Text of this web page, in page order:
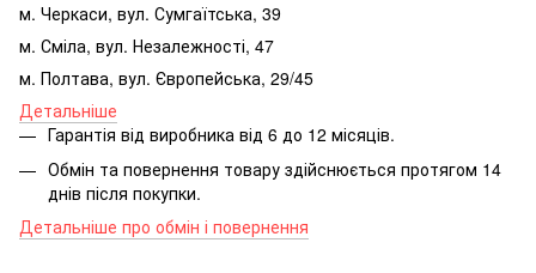
м. Черкаси, вул. Сумгаїтська, 39
м. Сміла, вул. Незалежності, 47
м. Полтава, вул. Європейська, 29/45
Детальніше
Гарантія від виробника від 6 до 12 місяців.
Обмін та повернення товару здійснюється протягом 14
днів після покупки.
Детальніше про обмін і повернення